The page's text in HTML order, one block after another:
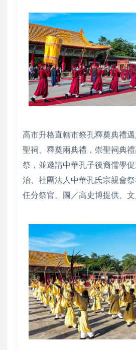
高市升格直轄市祭孔釋奠典禮
聖祠、釋奠兩典禮，崇聖祠典
祭，並邀請中華孔子後裔儒學
治、社團法人中華孔氏宗親會
任分祭官。圖／高史博提供、